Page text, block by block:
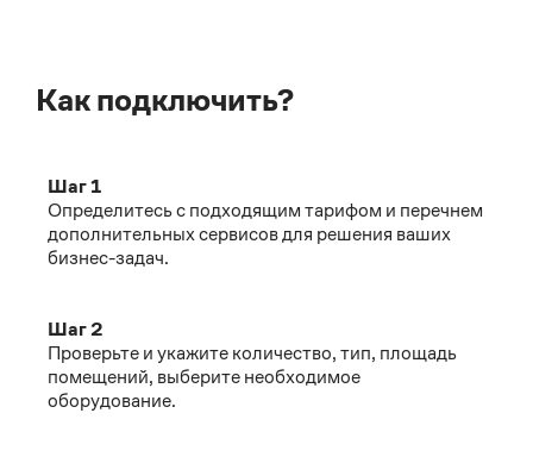
Как подключить?
Шаг 1
Определитесь с подходящим тарифом и перечнем
дополнительных сервисов для решения ваших
бизнес-задач.
Шаг 2
Проверьте и укажите количество, тип, площадь
помещений, выберите необходимое
оборудование.